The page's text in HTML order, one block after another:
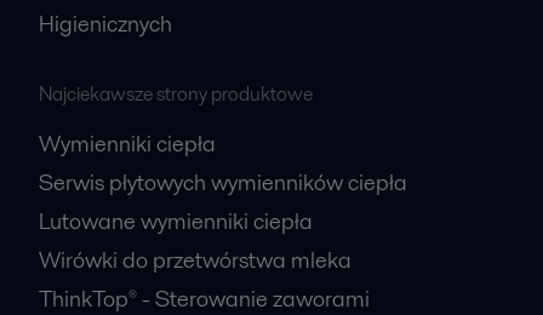
Higienicznych
Najciekawsze strony produktowe
Wymienniki ciepła
Serwis płytowych wymienników ciepła
Lutowane wymienniki ciepła
Wirówki do przetwórstwa mleka
ThinkTop® - Sterowanie zaworami